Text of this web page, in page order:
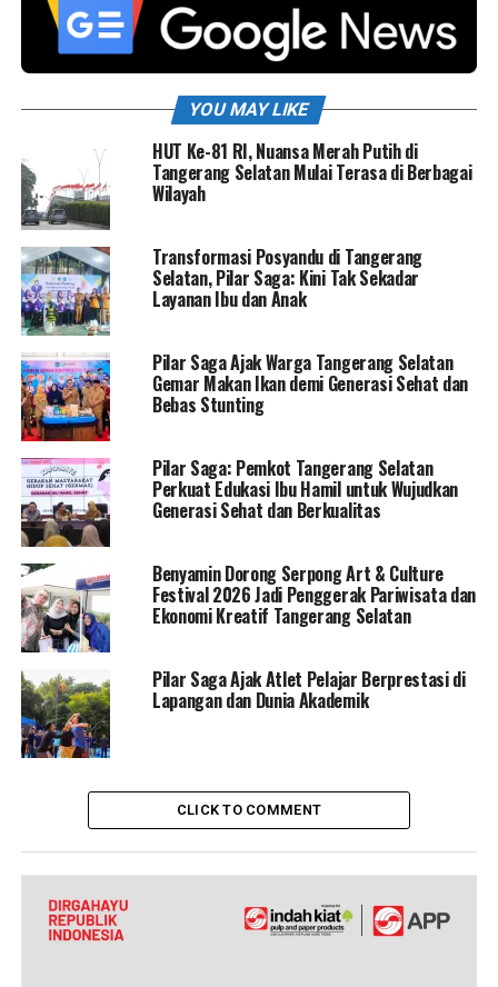
YOU MAY LIKE
HUT Ke-81 RI, Nuansa Merah Putih di
Tangerang Selatan Mulai Terasa di Berbagai
Wilayah
Transformasi Posyandu di Tangerang
Selatan, Pilar Saga: Kini Tak Sekadar
Layanan Ibu dan Anak
Pilar Saga Ajak Warga Tangerang Selatan
Gemar Makan Ikan demi Generasi Sehat dan
Bebas Stunting
Pilar Saga: Pemkot Tangerang Selatan
Perkuat Edukasi Ibu Hamil untuk Wujudkan
Generasi Sehat dan Berkualitas
Benyamin Dorong Serpong Art & Culture
Festival 2026 Jadi Penggerak Pariwisata dan
Ekonomi Kreatif Tangerang Selatan
Pilar Saga Ajak Atlet Pelajar Berprestasi di
Lapangan dan Dunia Akademik
CLICK TO COMMENT